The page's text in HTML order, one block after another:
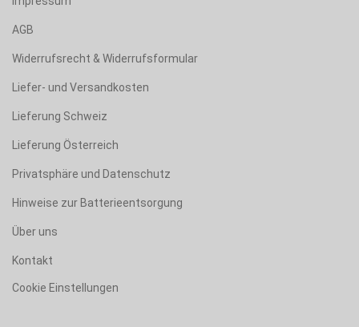
AGB
Widerrufsrecht & Widerrufsformular
Liefer- und Versandkosten
Lieferung Schweiz
Lieferung Österreich
Privatsphäre und Datenschutz
Hinweise zur Batterieentsorgung
Über uns
Kontakt
Cookie Einstellungen